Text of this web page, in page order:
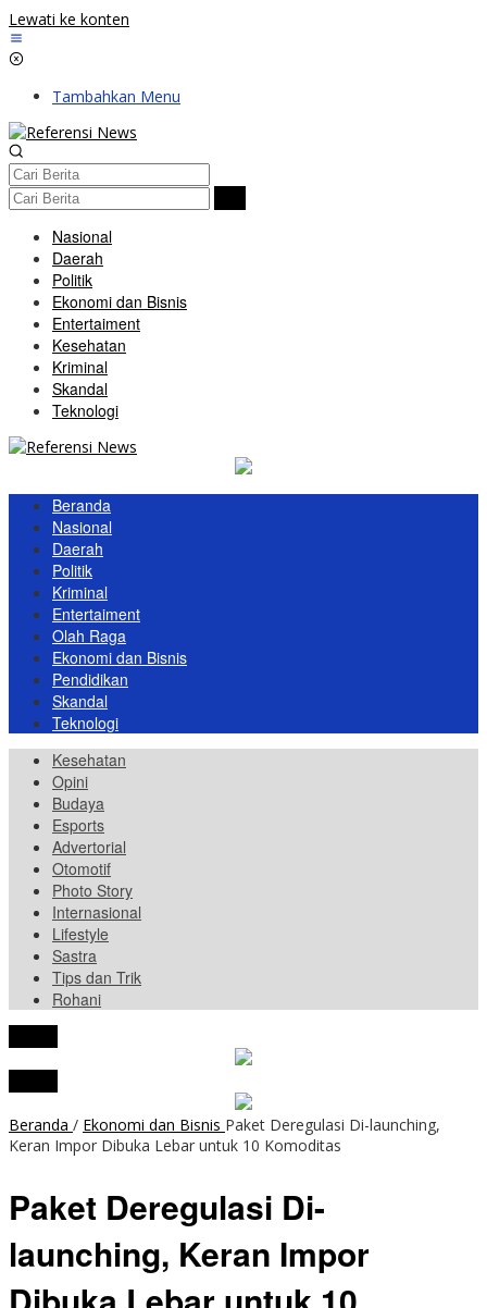
Lewati ke konten
Tambahkan Menu
Nasional
Daerah
Politik
Ekonomi dan Bisnis
Entertaiment
Kesehatan
Kriminal
Skandal
Teknologi
Beranda
Nasional
Daerah
Politik
Kriminal
Entertaiment
Olah Raga
Ekonomi dan Bisnis
Pendidikan
Skandal
Teknologi
Kesehatan
Opini
Budaya
Esports
Advertorial
Otomotif
Photo Story
Internasional
Lifestyle
Sastra
Tips dan Trik
Rohani
Beranda / Ekonomi dan Bisnis Paket Deregulasi Di-launching,
Keran Impor Dibuka Lebar untuk 10 Komoditas
Paket Deregulasi Di-
launching, Keran Impor